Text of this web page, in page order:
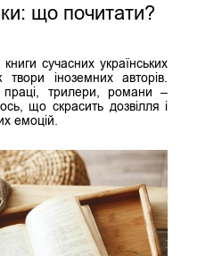
що почитати?
сучасних українських
іноземних авторів.
праці, трилери, романи –
що скрасить дозвілля і
емоцій.